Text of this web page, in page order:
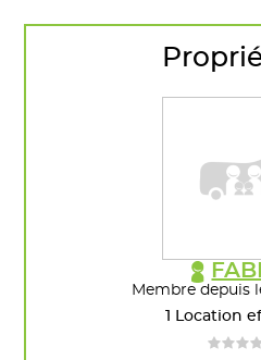
Membre depuis
1 Location